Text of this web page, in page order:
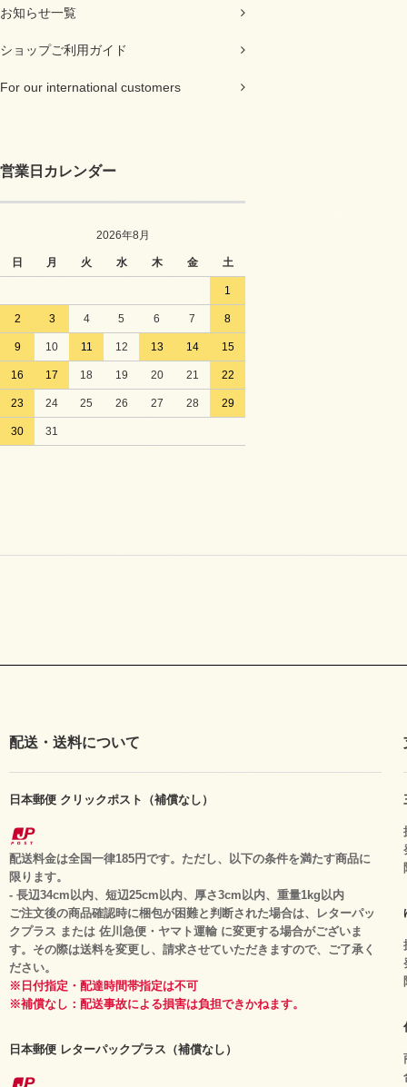
お知らせ一覧
ショップご利用ガイド
For our international customers
営業日カレンダー
2026年8月
日 月 火 水 木 金 土
1
2 3 4 5 6 7 8
9 10 11 12 13 14 15
16 17 18 19 20 21 22
23 24 25 26 27 28 29
30 31
配送・送料について
日本郵便 クリックポスト（補償なし）
配送料金は全国一律185円です。ただし、以下の条件を満たす商品に
限ります。
- 長辺34cm以内、短辺25cm以内、厚さ3cm以内、重量1kg以内
ご注文後の商品確認時に梱包が困難と判断された場合は、レターパッ
クプラス または 佐川急便・ヤマト運輸 に変更する場合がございま
す。その際は送料を変更し、請求させていただきますので、ご了承く
ださい。
※日付指定・配達時間帯指定は不可
※補償なし：配送事故による損害は負担できかねます。
日本郵便 レターパックプラス（補償なし）